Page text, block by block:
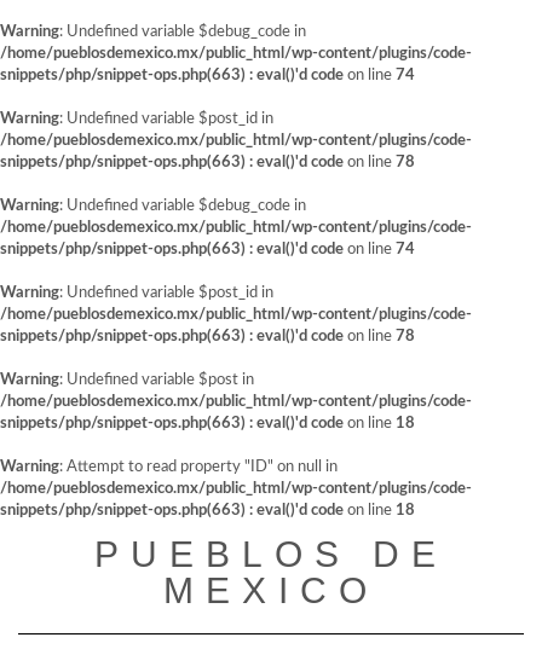
Warning: Undefined variable $debug_code in
/home/pueblosdemexico.mx/public_html/wp-content/plugins/code-
snippets/php/snippet-ops.php(663) : eval()'d code on line 74
Warning: Undefined variable $post_id in
/home/pueblosdemexico.mx/public_html/wp-content/plugins/code-
snippets/php/snippet-ops.php(663) : eval()'d code on line 78
Warning: Undefined variable $debug_code in
/home/pueblosdemexico.mx/public_html/wp-content/plugins/code-
snippets/php/snippet-ops.php(663) : eval()'d code on line 74
Warning: Undefined variable $post_id in
/home/pueblosdemexico.mx/public_html/wp-content/plugins/code-
snippets/php/snippet-ops.php(663) : eval()'d code on line 78
Warning: Undefined variable $post in
/home/pueblosdemexico.mx/public_html/wp-content/plugins/code-
snippets/php/snippet-ops.php(663) : eval()'d code on line 18
Warning: Attempt to read property "ID" on null in
/home/pueblosdemexico.mx/public_html/wp-content/plugins/code-
snippets/php/snippet-ops.php(663) : eval()'d code on line 18
PUEBLOS DE
MEXICO